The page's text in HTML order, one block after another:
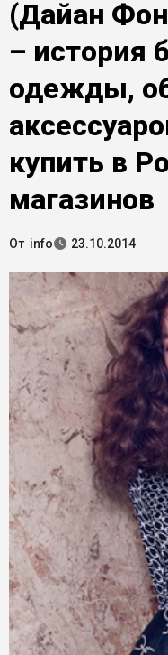
(Дайан
– история
одежды,
купить в
магазинов
От info 23.10.2014